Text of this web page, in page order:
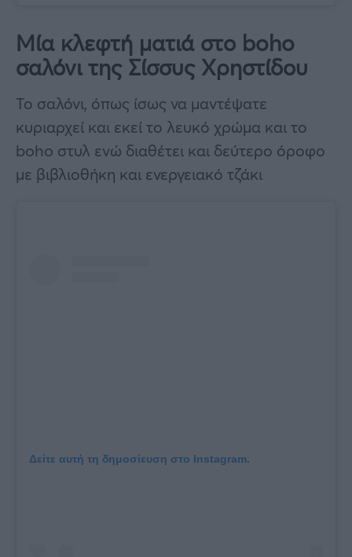
Μία κλεφτή ματιά στο boho
σαλόνι της Σίσσυς Χρηστίδου
Το σαλόνι, όπως ίσως να μαντέψατε
κυριαρχεί και εκεί το λευκό χρώμα και το
boho στυλ ενώ διαθέτει και δεύτερο όροφο
με βιβλιοθήκη και ενεργειακό τζάκι
Δείτε αυτή τη δημοσίευση στο Instagram.